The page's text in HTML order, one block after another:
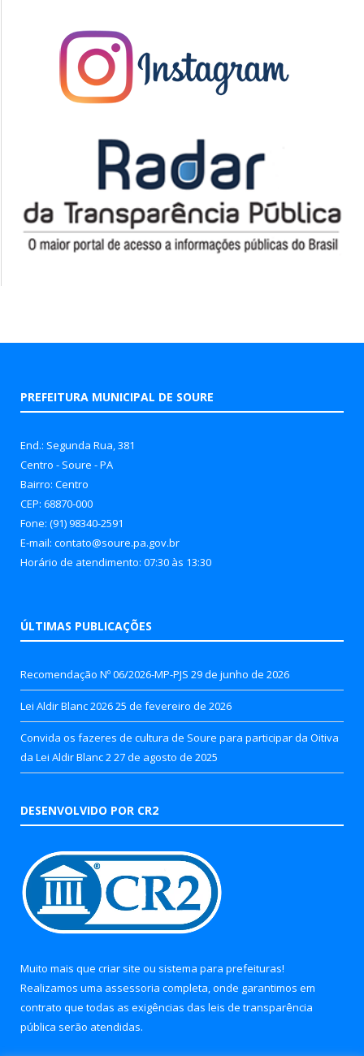
PREFEITURA MUNICIPAL DE SOURE
End.: Segunda Rua, 381
Centro - Soure - PA
Bairro: Centro
CEP: 68870-000
Fone: (91) 98340-2591
E-mail: contato@soure.pa.gov.br
Horário de atendimento: 07:30 às 13:30
ÚLTIMAS PUBLICAÇÕES
Recomendação Nº 06/2026-MP-PJS 29 de junho de 2026
Lei Aldir Blanc 202625 de fevereiro de 2026
Convida os fazeres de cultura de Soure para participar da Oitiva
da Lei Aldir Blanc 2 27 de agosto de 2025
DESENVOLVIDO POR CR2
Muito mais que criar site ou sistema para prefeituras!
Realizamos uma assessoria completa, onde garantimos em
contrato que todas as exigências das leis de transparência
pública serão atendidas.